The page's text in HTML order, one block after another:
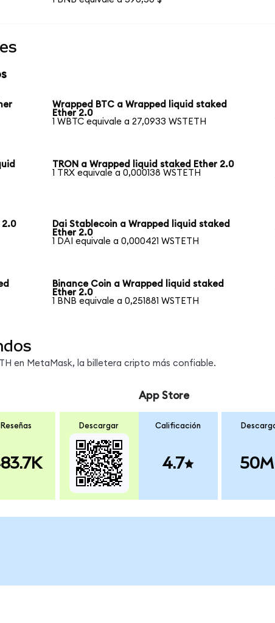
Wrapped BTC a Wrapped liquid staked
Ether 2.0
1 WBTC equivale a 27,0933 WSTETH
TRON a Wrapped liquid staked Ether 2.0
1 TRX equivale a 0,000138 WSTETH
2.0
Dai Stablecoin a Wrapped liquid staked
Ether 2.0
1 DAI equivale a 0,000421 WSTETH
Binance Coin a Wrapped liquid staked
Ether 2.0
1 BNB equivale a 0,251881 WSTETH
en MetaMask, la billetera cripto más confiable.
Reseñas Descargar
App Store
Calificación
4.7